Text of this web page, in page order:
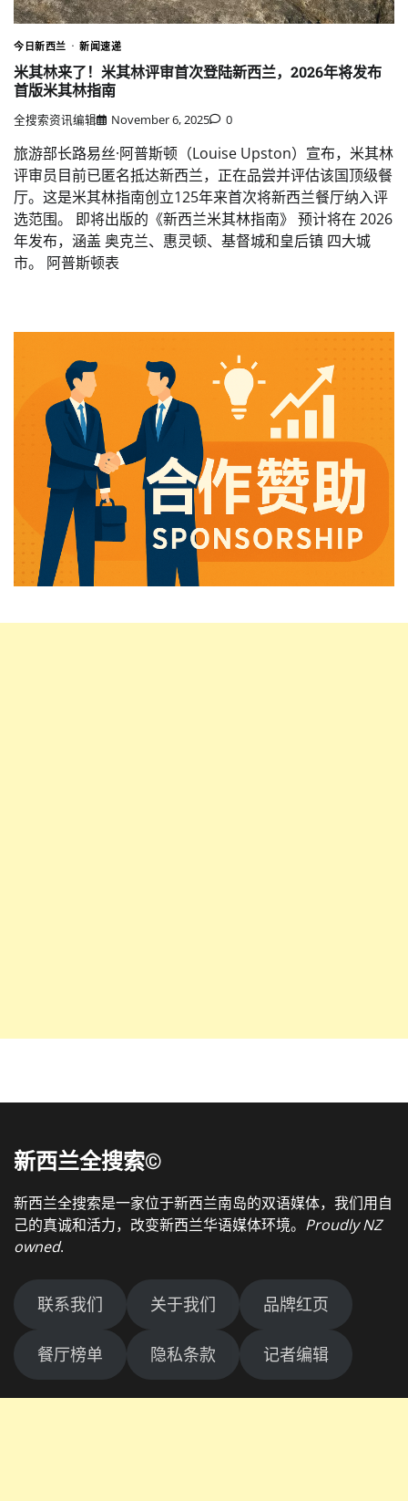
今日新西兰 新闻速递
米其林来了！米其林评审首次登陆新西兰，2026年将发布
首版米其林指南
全搜索资讯编辑 November 6, 2025 0
旅游部长路易丝·阿普斯顿（Louise Upston）宣布，米其林
评审员目前已匿名抵达新西兰，正在品尝并评估该国顶级餐
厅。这是米其林指南创立125年来首次将新西兰餐厅纳入评
选范围。 即将出版的《新西兰米其林指南》 预计将在 2026
年发布，涵盖 奥克兰、惠灵顿、基督城和皇后镇 四大城
市。 阿普斯顿表
新西兰全搜索©
新西兰全搜索是一家位于新西兰南岛的双语媒体，我们用自
己的真诚和活力，改变新西兰华语媒体环境。 Proudly NZ
owned.
联系我们 关于我们 品牌红页
餐厅榜单 隐私条款 记者编辑